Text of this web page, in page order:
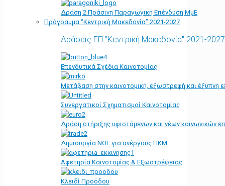
Δράση 2 Πράσινη Παραγωγική Επένδυση ΜμΕ
Πρόγραμμα “Κεντρική Μακεδονία” 2021-2027
Δράσεις ΕΠ "Κεντρική Μακεδονία" 2021-2027
Επενδυτικά Σχέδια Καινοτομίας
Μετάβαση στην καινοτομική, εξωστρεφή και έξυπνη
Συνεργατικοί Σχηματισμοί Καινοτομίας
Δράση στήριξης υφιστάμενων και νέων κοινωνικών
Δημιουργία ΝΘΕ για ανέργους ΠΚΜ
Αφετηρία Kαινοτομίας & Εξωστρέφειας
Κλειδί Προόδου